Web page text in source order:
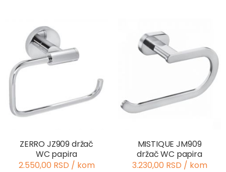
ZERRO JZ909 držač
WC papira
2.550,00 RSD / kom
MISTIQUE JM909
držač WC papira
3.230,00 RSD / kom